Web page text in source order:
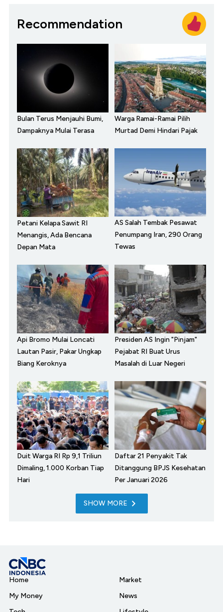
Recommendation
Bulan Terus Menjauhi Bumi,
Dampaknya Mulai Terasa
Warga Ramai-Ramai Pilih
Murtad Demi Hindari Pajak
Petani Kelapa Sawit RI
Menangis, Ada Bencana
Depan Mata
AS Salah Tembak Pesawat
Penumpang Iran, 290 Orang
Tewas
Api Bromo Mulai Loncati
Lautan Pasir, Pakar Ungkap
Biang Keroknya
Presiden AS Ingin "Pinjam"
Pejabat RI Buat Urus
Masalah di Luar Negeri
Duit Warga RI Rp 9,1 Triliun
Dimaling, 1.000 Korban Tiap
Hari
Daftar 21 Penyakit Tak
Ditanggung BPJS Kesehatan
Per Januari 2026
SHOW MORE
Home
My Money
Market
News